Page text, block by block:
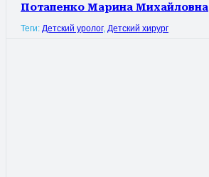
Потапенко Марина Михайловна
Теги: Детский уролог, Детский хирург